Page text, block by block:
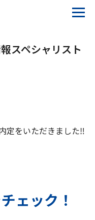
スペシャリスト
定をいただきました‼
ェック！